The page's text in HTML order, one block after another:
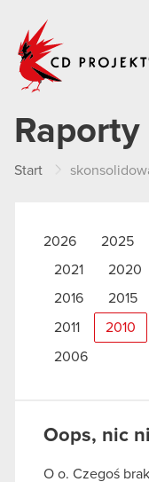
Start
2026 2025
2021
2020
2016
2015
2011 2010
2006
Oops, nic
O o. Czegoś